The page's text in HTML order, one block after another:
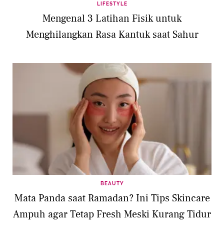
LIFESTYLE
Mengenal 3 Latihan Fisik untuk
Menghilangkan Rasa Kantuk saat Sahur
BEAUTY
Mata Panda saat Ramadan? Ini Tips Skincare
Ampuh agar Tetap Fresh Meski Kurang Tidur